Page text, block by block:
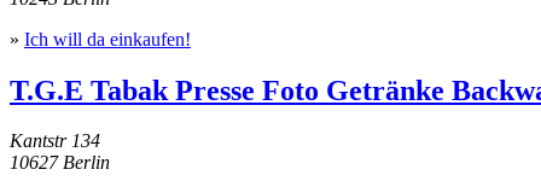
» Ich will da einkaufen!
T.G.E Tabak Presse Foto Getränke
Kantstr 134
10627 Berlin